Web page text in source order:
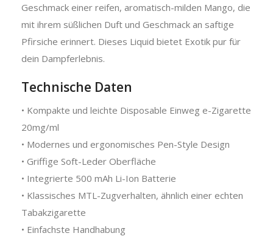
Geschmack einer reifen, aromatisch-milden Mango, die
mit ihrem süßlichen Duft und Geschmack an saftige
Pfirsiche erinnert. Dieses Liquid bietet Exotik pur für
dein Dampferlebnis.
Technische Daten
• Kompakte und leichte Disposable Einweg e-Zigarette
20mg/ml
• Modernes und ergonomisches Pen-Style Design
• Griffige Soft-Leder Oberfläche
• Integrierte 500 mAh Li-Ion Batterie
• Klassisches MTL-Zugverhalten, ähnlich einer echten
Tabakzigarette
• Einfachste Handhabung